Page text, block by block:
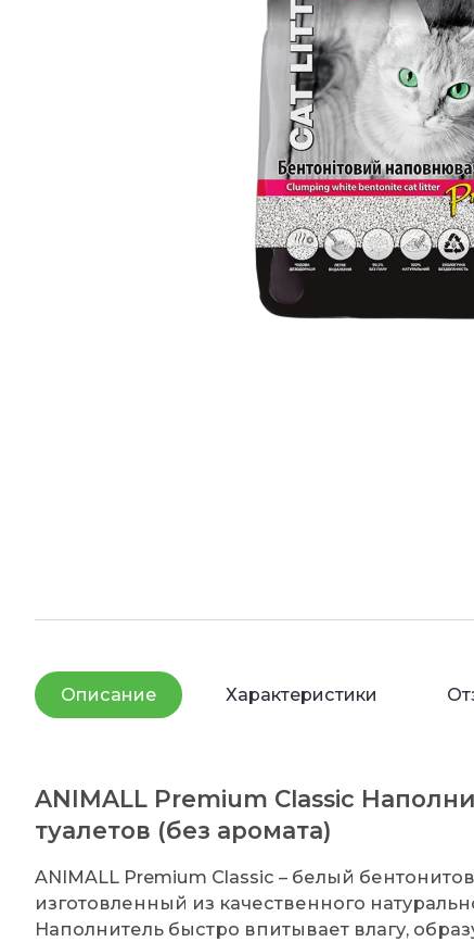
Описание Характеристики
ANIMALL Premium Classic
туалетов (без аромата)
ANIMALL Premium Classic – белый
изготовленный из качественного
Наполнитель быстро впитывает влагу,